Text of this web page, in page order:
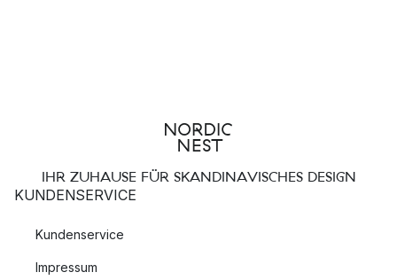
IHR ZUHAUSE FÜR SKANDINAVISCHES DESIGN
KUNDENSERVICE
Kundenservice
Impressum